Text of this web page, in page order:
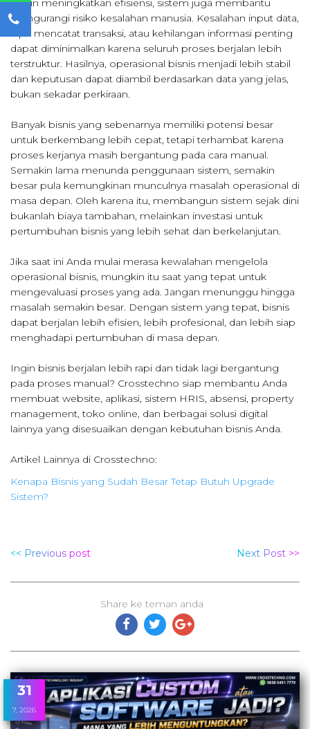
Selain meningkatkan efisiensi, sistem juga membantu
mengurangi risiko kesalahan manusia. Kesalahan input data,
lupa mencatat transaksi, atau kehilangan informasi penting
dapat diminimalkan karena seluruh proses berjalan lebih
terstruktur. Hasilnya, operasional bisnis menjadi lebih stabil
dan keputusan dapat diambil berdasarkan data yang jelas,
bukan sekadar perkiraan.
Banyak bisnis yang sebenarnya memiliki potensi besar
untuk berkembang lebih cepat, tetapi terhambat karena
proses kerjanya masih bergantung pada cara manual.
Semakin lama menunda penggunaan sistem, semakin
besar pula kemungkinan munculnya masalah operasional di
masa depan. Oleh karena itu, membangun sistem sejak dini
bukanlah biaya tambahan, melainkan investasi untuk
pertumbuhan bisnis yang lebih sehat dan berkelanjutan.
Jika saat ini Anda mulai merasa kewalahan mengelola
operasional bisnis, mungkin itu saat yang tepat untuk
mengevaluasi proses yang ada. Jangan menunggu hingga
masalah semakin besar. Dengan sistem yang tepat, bisnis
dapat berjalan lebih efisien, lebih profesional, dan lebih siap
menghadapi pertumbuhan di masa depan.
Ingin bisnis berjalan lebih rapi dan tidak lagi bergantung
pada proses manual? Crosstechno siap membantu Anda
membuat website, aplikasi, sistem HRIS, absensi, property
management, toko online, dan berbagai solusi digital
lainnya yang disesuaikan dengan kebutuhan bisnis Anda.
Artikel Lainnya di Crosstechno:
Kenapa Bisnis yang Sudah Besar Tetap Butuh Upgrade
Sistem?
<< Previous post Next Post >>
Share ke teman anda
31
7, 2026